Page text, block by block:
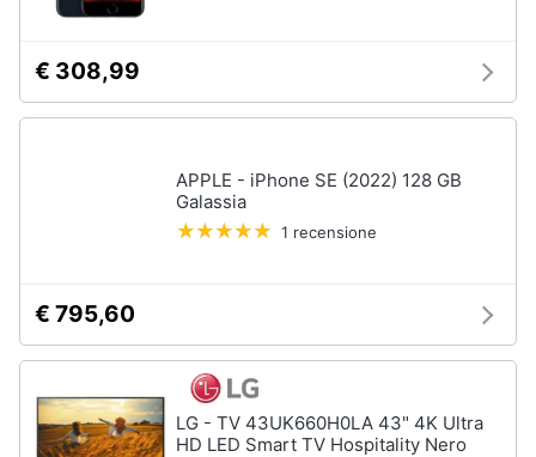
€ 308,99
APPLE - iPhone SE (2022) 128 GB
Galassia
1 recensione
€ 795,60
LG - TV 43UK660H0LA 43" 4K Ultra
HD LED Smart TV Hospitality Nero